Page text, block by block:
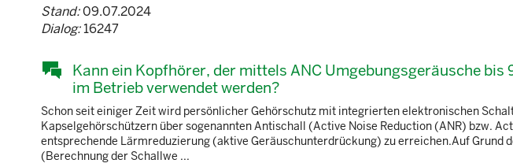
Stand:09.07.2024
Dialog:16247
Kann ein Kopfhörer, der mittels ANC Umgebungsgeräusche
im Betrieb verwendet werden?
Schon seit einiger Zeit wird persönlicher Gehörschutz mit integrierten elektronischen
Kapselgehörschützern über sogenannten Antischall (Active Noise Reduction (ANR) bzw.
entsprechende Lärmreduzierung (aktive Geräuschunterdrückung) zu erreichen.Auf Grund
(Berechnung der Schallwe ...